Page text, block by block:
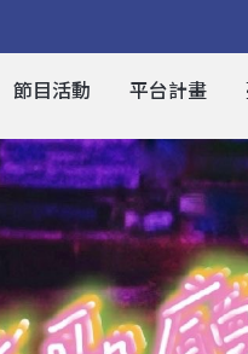
節目活動 平台計畫